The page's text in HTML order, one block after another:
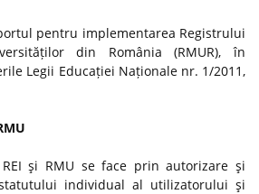
pentru implementarea Registrului
din România (RMUR), în
Legii Educației Naționale nr. 1/2011,
şi RMU se face prin autorizare şi
individual al utilizatorului şi